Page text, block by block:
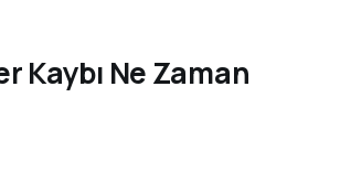
Kaybı Ne Zaman